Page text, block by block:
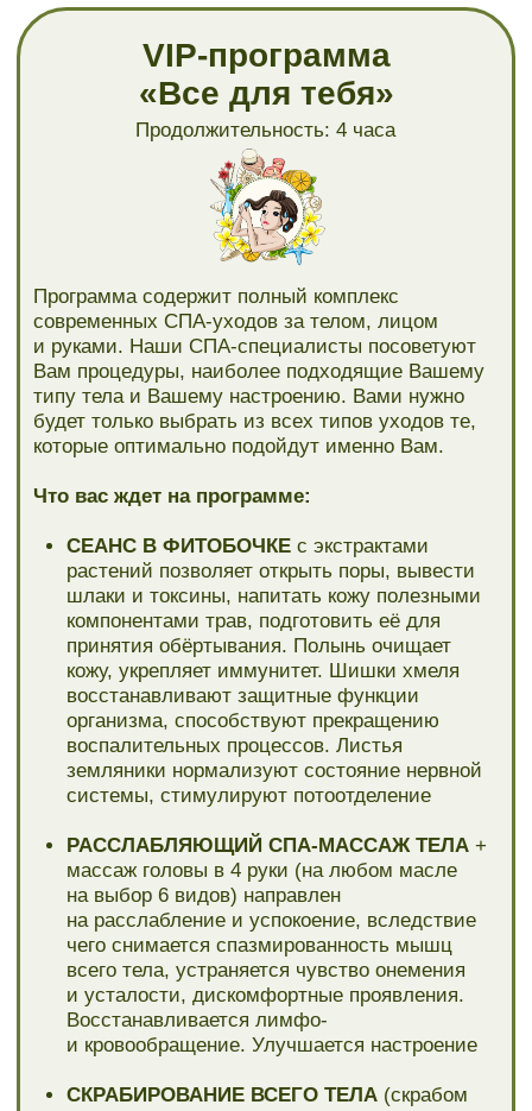
Программа содержит полный комплекс
современных СПА-уходов за телом, лицом
и руками. Наши СПА-специалисты посоветуют
Вам процедуры, наиболее подходящие Вашему
будет только выбрать из всех типов уходов те,
которые оптимально подойдут именно Вам.
Что вас ждет на программе:
СЕАНС В ФИТОБОЧКЕс экстрактами
растений позволяет открыть поры, вывести
шлаки и токсины, напитать кожу полезными
компонентами трав, подготовить её для
принятия обёртывания. Полынь очищает
восстанавливают защитные функции
земляники нормализуют состояние нервной
системы, стимулируют потоотделение
РАССЛАБЛЯЮЩИЙ СПА-МАССАЖ ТЕЛА+
массаж головы в 4 руки (на любом масле
на выбор 6 видов) направлен
на расслабление и успокоение, вследствие
чего снимается спазмированность мышц
всего тела, устраняется чувство онемения
и усталости, дискомфортные проявления.
Восстанавливается лимфо-
и кровообращение. Улучшается настроение
СКРАБИРОВАНИЕ ВСЕГО ТЕЛА (скрабом
на выбор 8 видов) в состав которого входит
тростниковый сахар, эфирное масло
кардамона, эфирное масло розы. Действие
которого: глубокое очищение и открытие пор
кожи, массаж гранулами тростникового
сахара и стимуляция обменных процессов,
золотое масло гхи и мед питают
и омолаживают кожу, укрепляют тело,
чарующий аромат молочного десерта
с нотками кардамона, розы и ванили
успокаивает нервную систему, погружая
в негу блаженства и радости. Кожа
становится невероятно нежной и напитанной,
контуры тела разглаживаются и укрепляются.
настроение.
VIP-программа
«Все для тебя»
Продолжительность: 4 часа